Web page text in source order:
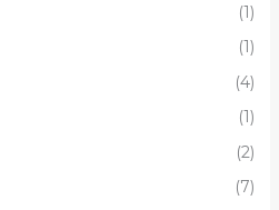
(1)
(1)
(4)
(1)
(2)
(7)